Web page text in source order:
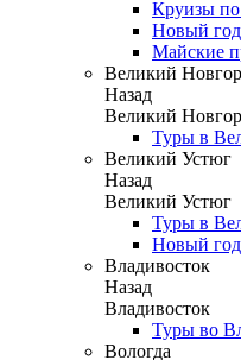
Круизы
Новый год
Майские
Великий
Назад
Великий
Туры в
Великий Устюг
Назад
Великий Устюг
Туры в
Новый
Владивосток
Назад
Владивосток
Туры во
Вологда